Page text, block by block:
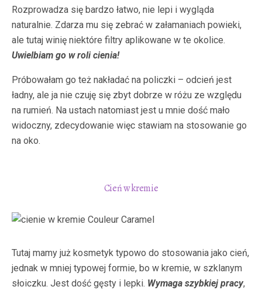
Rozprowadza się bardzo łatwo, nie lepi i wygląda
naturalnie. Zdarza mu się zebrać w załamaniach powieki,
ale tutaj winię niektóre filtry aplikowane w te okolice.
Uwielbiam go w roli cienia!
Próbowałam go też nakładać na policzki – odcień jest
ładny, ale ja nie czuję się zbyt dobrze w różu ze względu
na rumień. Na ustach natomiast jest u mnie dość mało
widoczny, zdecydowanie więc stawiam na stosowanie go
na oko.
Cień w kremie
Tutaj mamy już kosmetyk typowo do stosowania jako cień,
jednak w mniej typowej formie, bo w kremie, w szklanym
słoiczku. Jest dość gęsty i lepki. Wymaga szybkiej pracy,